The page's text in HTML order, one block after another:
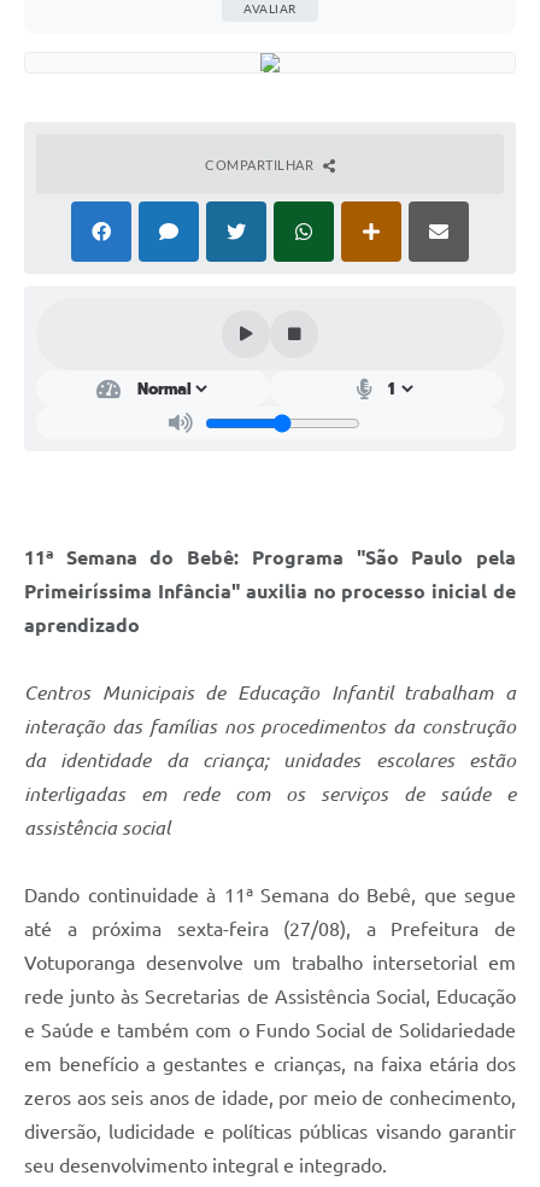
Perguntas Frequentes
Contato
AVALIAR
COMPARTILHAR
11ª Semana do Bebê: Programa "São Paulo pela
Primeiríssima Infância" auxilia no processo inicial de
aprendizado
Centros Municipais de Educação Infantil trabalham a
interação das famílias nos procedimentos da construção
da identidade da criança; unidades escolares estão
interligadas em rede com os serviços de saúde e
assistência social
Dando continuidade à 11ª Semana do Bebê, que segue
até a próxima sexta-feira (27/08), a Prefeitura de
Votuporanga desenvolve um trabalho intersetorial em
rede junto às Secretarias de Assistência Social, Educação
e Saúde e também com o Fundo Social de Solidariedade
em benefício a gestantes e crianças, na faixa etária dos
zeros aos seis anos de idade, por meio de conhecimento,
diversão, ludicidade e políticas públicas visando garantir
seu desenvolvimento integral e integrado.